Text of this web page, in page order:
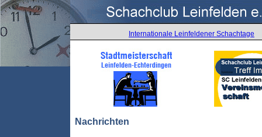
Internationale Leinfeldener Schachtage
Nachrichten